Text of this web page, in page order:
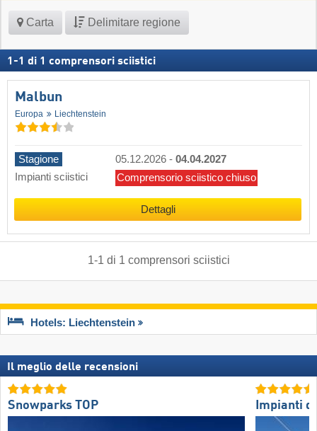
Carta Delimitare regione
1 -1 di 1 comprensori sciistici
Malbun
Europa Liechtenstein
Stagione 05.12.2026 - 04.04.2027
Impianti sciistici
Comprensorio sciistico chiuso
Dettagli
1-1 di 1 comprensori sciistici
Hotels: Liechtenstein
Il meglio delle recensioni
Snowparks TOP Impianti